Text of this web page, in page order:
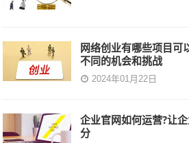
网络创业有哪些项目可
不同的机会和挑战
2024年01月22日
企业官网如何运营?让
分